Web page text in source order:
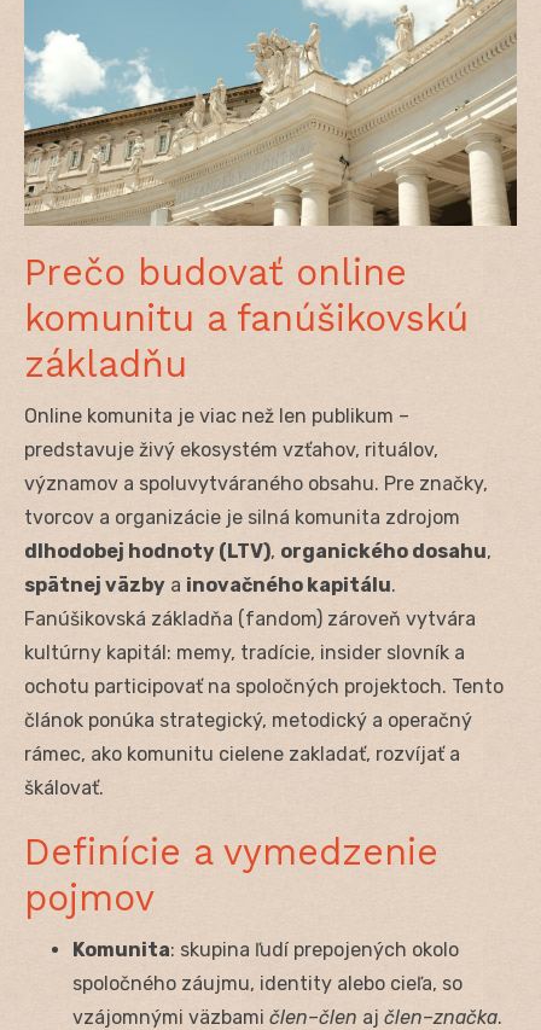
Prečo budovať online
komunitu a fanúšikovskú
základňu
Online komunita je viac než len publikum –
predstavuje živý ekosystém vzťahov, rituálov,
významov a spoluvytváraného obsahu. Pre značky,
tvorcov a organizácie je silná komunita zdrojom
dlhodobej hodnoty (LTV), organického dosahu,
spätnej väzby a inovačného kapitálu.
Fanúšikovská základňa (fandom) zároveň vytvára
kultúrny kapitál: memy, tradície, insider slovník a
ochotu participovať na spoločných projektoch. Tento
článok ponúka strategický, metodický a operačný
rámec, ako komunitu cielene zakladať, rozvíjať a
škálovať.
Definície a vymedzenie
pojmov
Komunita: skupina ľudí prepojených okolo
spoločného záujmu, identity alebo cieľa, so
vzájomnými väzbami člen–člen aj člen–značka.